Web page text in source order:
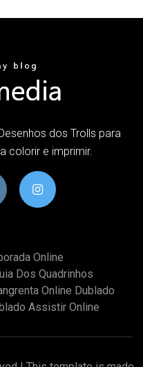
dos Trolls para
colorir e imprimir.
Online
Dos Quadrinhos
Online Dublado
Assistir Online